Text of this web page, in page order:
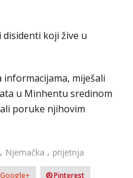
koji žive u
miješali
u Minhentu sredinom
poruke njihovim
, Njemačka , prijetnja
Google+ Pinterest